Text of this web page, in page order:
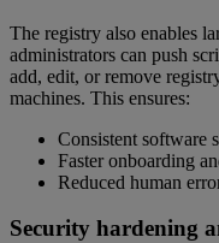
The registry also enables
administrators can push
add, edit, or remove
machines. This ensures:
Consistent software
Faster onboarding
Reduced human
Security hardening